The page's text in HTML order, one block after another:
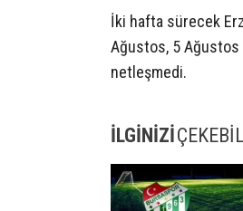
İki hafta sürecek
Ağustos, 5 Ağustos
netleşmedi.
İLGİNİZİ